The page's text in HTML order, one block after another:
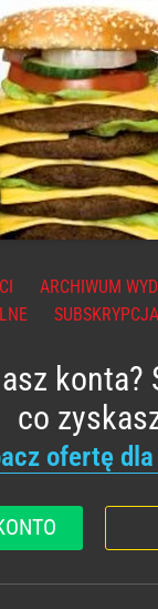
ARCHIWUM
konta?
co
ofertę